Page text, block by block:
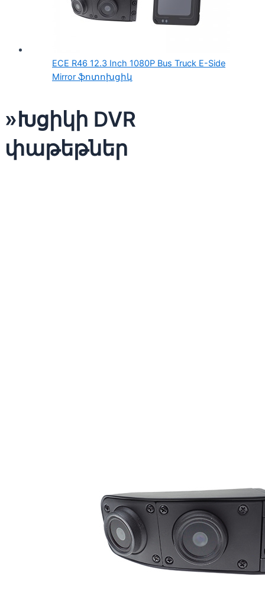
ECE R46 12.3 Inch 1080P Bus Truck E-Side
Mirror ֆոտոխցիկ
»Խցիկի DVR
փաթեթներ